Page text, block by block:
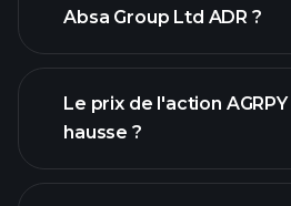
graphique avancé
Absa Group Ltd ADR ?
Le prix de l'action
hausse ?